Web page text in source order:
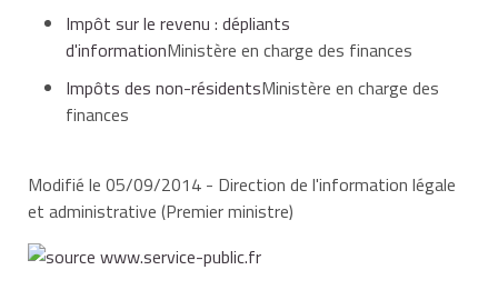
Impôt sur le revenu : dépliants
d'informationMinistère en charge des finances
Impôts des non-résidentsMinistère en charge des
finances
Modifié le 05/09/2014 - Direction de l'information légale
et administrative (Premier ministre)